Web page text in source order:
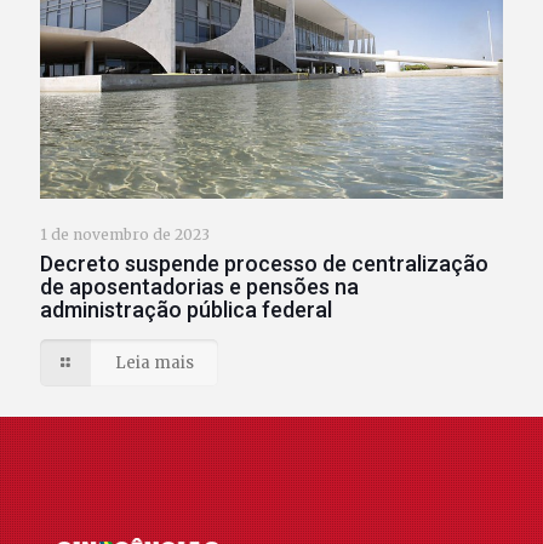
1 de novembro de 2023
Decreto suspende processo de centralização
de aposentadorias e pensões na
administração pública federal
Leia mais